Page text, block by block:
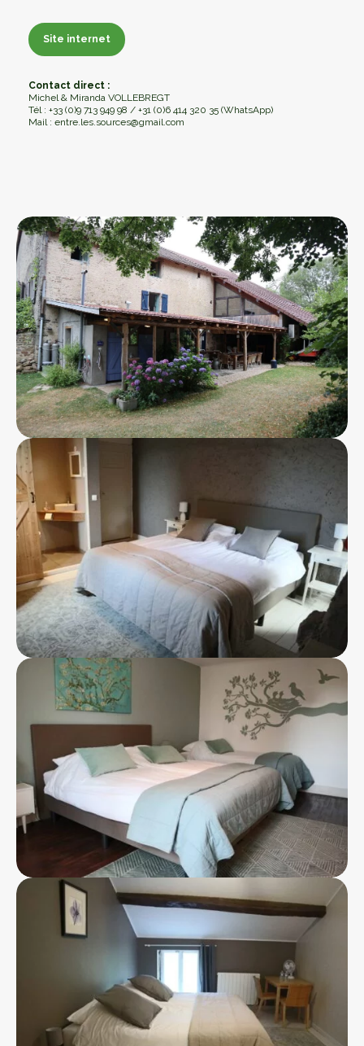
Site internet
Contact direct :
Michel & Miranda VOLLEBREGT
Tél : +33 (0)9 713 949 98 / +31 (0)6 414 320 35 (WhatsApp)
Mail : entre.les.sources@gmail.com